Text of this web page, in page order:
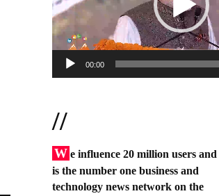
00:00
//
W e influence 20 million users and
is the number one business and
technology news network on the